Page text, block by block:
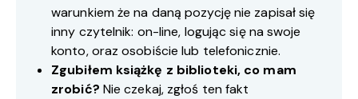
warunkiem że na daną pozycję nie zapisał się
inny czytelnik: on-line, logując się na swoje
konto, oraz osobiście lub telefonicznie.
Zgubiłem książkę z biblioteki, co mam
zrobić? Nie czekaj, zgłoś ten fakt